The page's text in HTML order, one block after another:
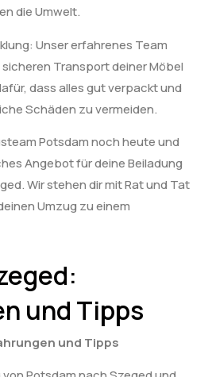
die Umwelt.
Unser erfahrenes Team
Transport deiner Möbel
dass alles gut verpackt und
Schäden zu vermeiden.
Potsdam noch heute und
Angebot für deine Beiladung
Wir stehen dir mit Rat und Tat
Umzug zu einem
und Tipps
und Tipps